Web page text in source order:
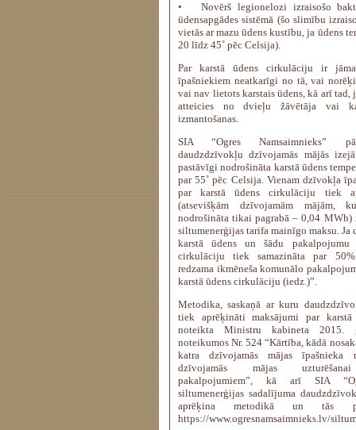
•
Novērš legionelozi izraisošo
ūdensapgādes sistēmā (šo slimību
vietās ar mazu ūdens kustību, ja ūdens
20 līdz 45˚ pēc Celsija).
Par karstā ūdens cirkulāciju ir
īpašniekiem neatkarīgi no tā, vai
vai nav lietots karstais ūdens, kā arī
atteicies no dvieļu žāvētāja vai
izmantošanas.
SIA “Ogres Namsaimnieks”
daudzdzīvokļu dzīvojamās mājās
pastāvīgi nodrošināta karstā ūdens
par 55˚ pēc Celsija. Vienam dzīvokļa
par karstā ūdens cirkulāciju tiek
(atsevišķām dzīvojamām mājām,
nodrošināta tikai pagrabā – 0,04 MWh)
siltumenerģijas tarifa mainīgo maksu.
karstā ūdens un šādu pakalpojumu
cirkulāciju tiek samazināta par
redzama ikmēneša komunālo
karstā ūdens cirkulāciju (iedz.)”.
Metodika, saskaņā ar kuru
tiek aprēķināti maksājumi par
noteikta Ministru kabineta 2015.
noteikumos Nr. 524 “Kārtība, kādā
katra dzīvojamās mājas īpašnieka
dzīvojamās mājas uzturēšanai
pakalpojumiem”, kā arī SIA
siltumenerģijas sadalījuma
aprēķina metodikā un tās
https://www.ogresnamsaimnieks.lv/